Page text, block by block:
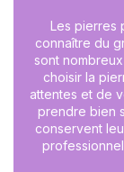
Les pierres
connaître du
sont
choisir la
attentes et de
prendre bien
conservent